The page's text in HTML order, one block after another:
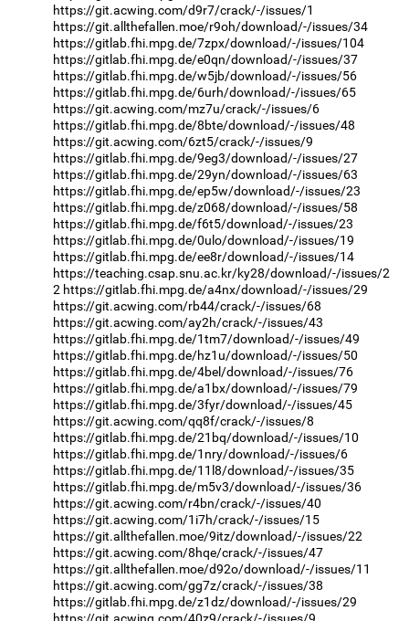
https://git.acwing.com/d9r7/crack/-/issues/1
https://git.allthefallen.moe/r9oh/download/-/issues/34
https://gitlab.fhi.mpg.de/7zpx/download/-/issues/104
https://gitlab.fhi.mpg.de/e0qn/download/-/issues/37
https://gitlab.fhi.mpg.de/w5jb/download/-/issues/56
https://gitlab.fhi.mpg.de/6urh/download/-/issues/65
https://git.acwing.com/mz7u/crack/-/issues/6
https://gitlab.fhi.mpg.de/8bte/download/-/issues/48
https://git.acwing.com/6zt5/crack/-/issues/9
https://gitlab.fhi.mpg.de/9eg3/download/-/issues/27
https://gitlab.fhi.mpg.de/29yn/download/-/issues/63
https://gitlab.fhi.mpg.de/ep5w/download/-/issues/23
https://gitlab.fhi.mpg.de/z068/download/-/issues/58
https://gitlab.fhi.mpg.de/f6t5/download/-/issues/23
https://gitlab.fhi.mpg.de/0ulo/download/-/issues/19
https://gitlab.fhi.mpg.de/ee8r/download/-/issues/14
https://teaching.csap.snu.ac.kr/ky28/download/-/issues/2
2 https://gitlab.fhi.mpg.de/a4nx/download/-/issues/29
https://git.acwing.com/rb44/crack/-/issues/68
https://git.acwing.com/ay2h/crack/-/issues/43
https://gitlab.fhi.mpg.de/1tm7/download/-/issues/49
https://gitlab.fhi.mpg.de/hz1u/download/-/issues/50
https://gitlab.fhi.mpg.de/4bel/download/-/issues/76
https://gitlab.fhi.mpg.de/a1bx/download/-/issues/79
https://gitlab.fhi.mpg.de/3fyr/download/-/issues/45
https://git.acwing.com/qq8f/crack/-/issues/8
https://gitlab.fhi.mpg.de/21bq/download/-/issues/10
https://gitlab.fhi.mpg.de/1nry/download/-/issues/6
https://gitlab.fhi.mpg.de/11l8/download/-/issues/35
https://gitlab.fhi.mpg.de/m5v3/download/-/issues/36
https://git.acwing.com/r4bn/crack/-/issues/40
https://git.acwing.com/1i7h/crack/-/issues/15
https://git.allthefallen.moe/9itz/download/-/issues/22
https://git.acwing.com/8hqe/crack/-/issues/47
https://git.allthefallen.moe/d92o/download/-/issues/11
https://git.acwing.com/gg7z/crack/-/issues/38
https://gitlab.fhi.mpg.de/z1dz/download/-/issues/29
https://git.acwing.com/40z9/crack/-/issues/9